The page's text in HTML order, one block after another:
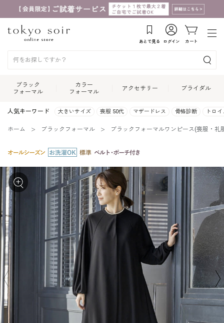
あとで見る ログイン カート
ブラック
フォーマル
カラー
フォーマル
アクセサリー ブライダル
人気キーワード 大きいサイズ 喪服 50代 マザードレス 骨格診断 トロ
ホーム ブラックフォーマル ブラックフォーマルワンピース(喪服・礼